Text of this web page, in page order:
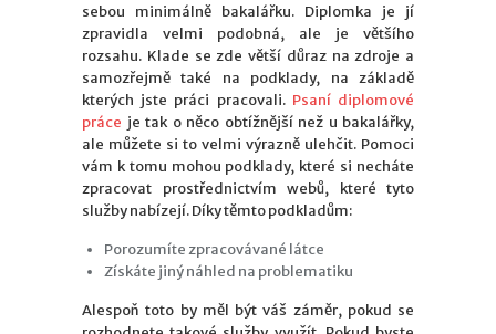
sebou minimálně bakalářku. Diplomka je jí
zpravidla velmi podobná, ale je většího
rozsahu. Klade se zde větší důraz na zdroje a
samozřejmě také na podklady, na základě
kterých jste práci pracovali. Psaní diplomové
práce je tak o něco obtížnější než u bakalářky,
ale můžete si to velmi výrazně ulehčit. Pomoci
vám k tomu mohou podklady, které si necháte
zpracovat prostřednictvím webů, které tyto
služby nabízejí. Díky těmto podkladům:
Porozumíte zpracovávané látce
Získáte jiný náhled na problematiku
Alespoň toto by měl být váš záměr, pokud se